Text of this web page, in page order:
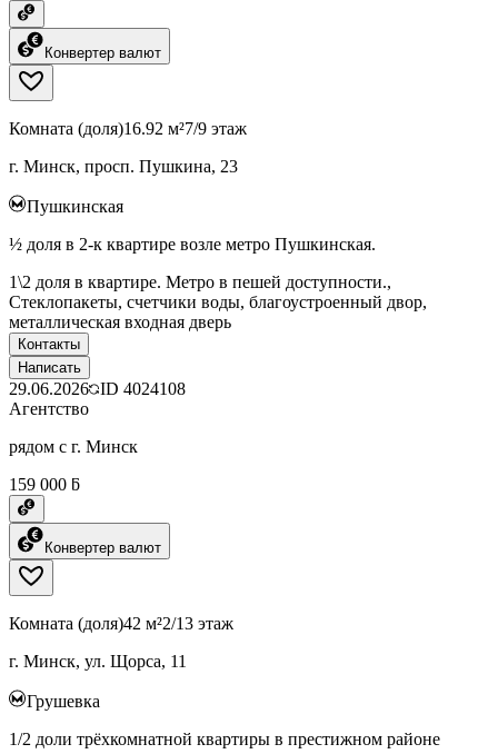
Конвертер валют
Комната (доля)16.92 м²7/9 этаж
г. Минск, просп. Пушкина, 23
Пушкинская
½ доля в 2-к квартире возле метро Пушкинская.
1\2 доля в квартире. Метро в пешей доступности.,
Стеклопакеты, счетчики воды, благоустроенный двор,
металлическая входная дверь
Контакты
Написать
29.06.2026 ID 4024108
Агентство
рядом с г. Минск
159 000 ƃ
Конвертер валют
Комната (доля)42 м²2/13 этаж
г. Минск, ул. Щорса, 11
Грушевка
1/2 доли трёхкомнатной квартиры в престижном районе